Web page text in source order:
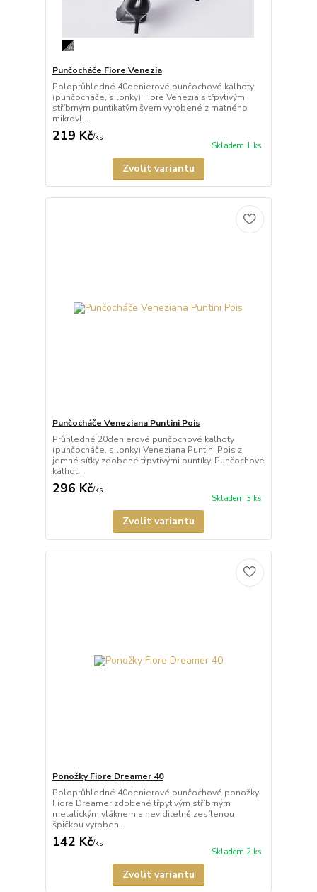
Punčocháče Fiore Venezia
Poloprůhledné 40denierové punčochové kalhoty
(punčocháče, silonky) Fiore Venezia s třpytivým
stříbrným puntíkatým švem vyrobené z matného
mikrovl...
219 Kč/ks
Skladem 1 ks
Zvolit variantu
Punčocháče Veneziana Puntini Pois
Průhledné 20denierové punčochové kalhoty
(punčocháče, silonky) Veneziana Puntini Pois z
jemné síťky zdobené třpytivými puntíky. Punčochové
kalhot...
296 Kč/ks
Skladem 3 ks
Zvolit variantu
Ponožky Fiore Dreamer 40
Poloprůhledné 40denierové punčochové ponožky
Fiore Dreamer zdobené třpytivým stříbrným
metalickým vláknem a neviditelně zesílenou
špičkou vyroben...
142 Kč/ks
Skladem 2 ks
Zvolit variantu